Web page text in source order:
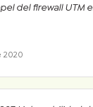
del firewall UTM
2020